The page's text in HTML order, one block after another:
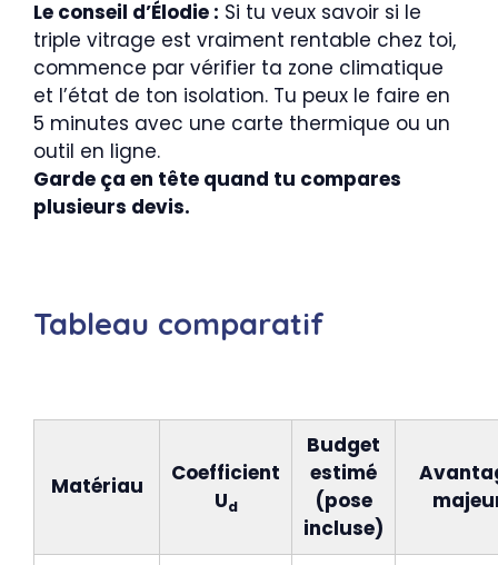
Le conseil d’Élodie : Si tu veux savoir si le
triple vitrage est vraiment rentable chez toi,
commence par vérifier ta zone climatique
et l’état de ton isolation. Tu peux le faire en
5 minutes avec une carte thermique ou un
outil en ligne.
Garde ça en tête quand tu compares
plusieurs devis.
Tableau comparatif
Matériau
Coefficient
Ud
Budget
estimé
(pose
incluse)